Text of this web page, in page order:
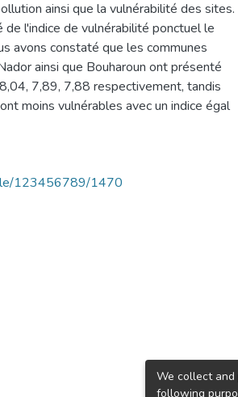
ainsi que la vulnérabilité des sites.
l'indice de vulnérabilité ponctuel le
avons constaté que les communes
ainsi que Bouharoun ont présenté
7,89, 7,88 respectivement, tandis
moins vulnérables avec un indice égal
123456789/1470
We collect and
following